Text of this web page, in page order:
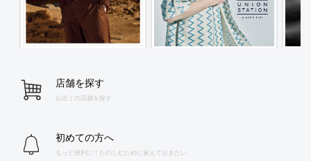
店舗を探す
お近くの店舗を探す
初めての方へ
もっと便利に！たのしむために覚えておきたい